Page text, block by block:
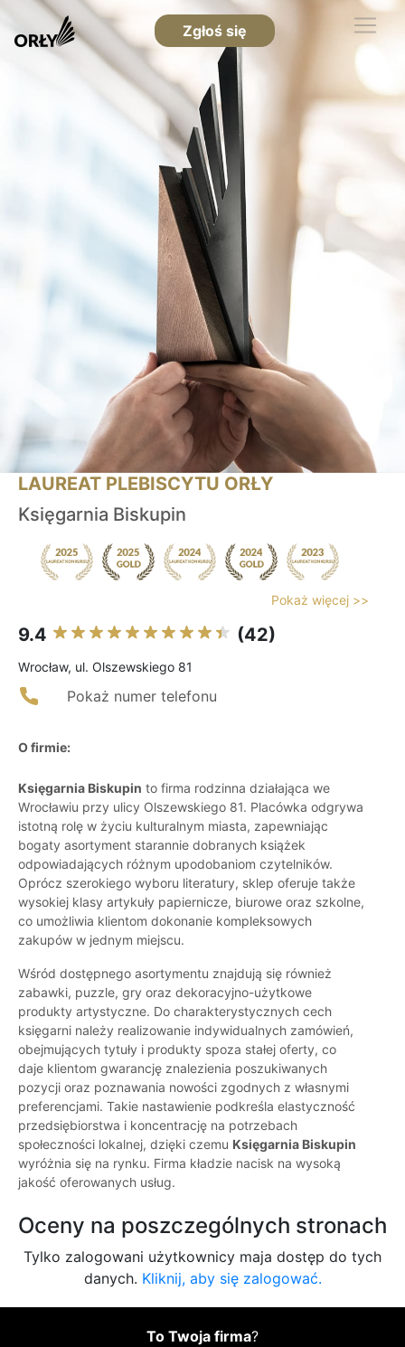
Zgłoś się
LAUREAT PLEBISCYTU ORŁY
Księgarnia Biskupin
Pokaż więcej >>
9.4 (42)
Wrocław, ul. Olszewskiego 81
Pokaż numer telefonu
O firmie:
Księgarnia Biskupin to firma rodzinna działająca we
Wrocławiu przy ulicy Olszewskiego 81. Placówka odgrywa
istotną rolę w życiu kulturalnym miasta, zapewniając
bogaty asortyment starannie dobranych książek
odpowiadających różnym upodobaniom czytelników.
Oprócz szerokiego wyboru literatury, sklep oferuje także
wysokiej klasy artykuły papiernicze, biurowe oraz szkolne,
co umożliwia klientom dokonanie kompleksowych
zakupów w jednym miejscu.
Wśród dostępnego asortymentu znajdują się również
zabawki, puzzle, gry oraz dekoracyjno-użytkowe
produkty artystyczne. Do charakterystycznych cech
księgarni należy realizowanie indywidualnych zamówień,
obejmujących tytuły i produkty spoza stałej oferty, co
daje klientom gwarancję znalezienia poszukiwanych
pozycji oraz poznawania nowości zgodnych z własnymi
preferencjami. Takie nastawienie podkreśla elastyczność
przedsiębiorstwa i koncentrację na potrzebach
społeczności lokalnej, dzięki czemu Księgarnia Biskupin
wyróżnia się na rynku. Firma kładzie nacisk na wysoką
jakość oferowanych usług.
Oceny na poszczególnych stronach
Tylko zalogowani użytkownicy maja dostęp do tych
danych. Kliknij, aby się zalogować.
To Twoja firma?